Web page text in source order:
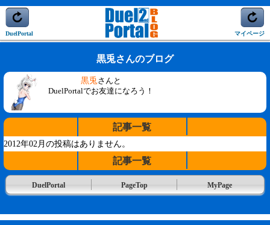
DuelPortal マイページ
黒兎さんのブログ
黒兎さんと
DuelPortalでお友達になろう！
記事一覧
2012年02月の投稿はありません。
記事一覧
DuelPortal PageTop MyPage